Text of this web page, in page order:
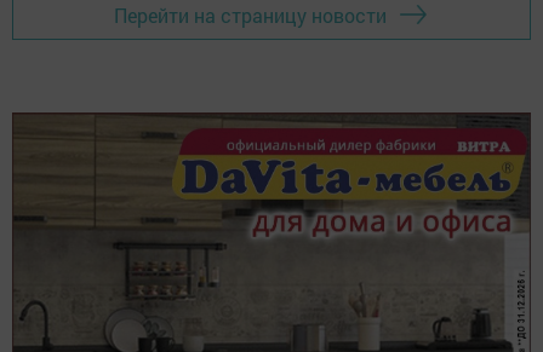
Перейти на страницу новости